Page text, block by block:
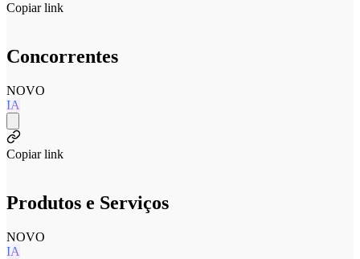
Copiar link
Concorrentes
NOVO
IA
Copiar link
Produtos e Serviços
NOVO
IA